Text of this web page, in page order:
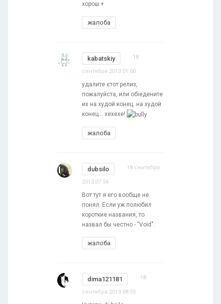
хорош +
жалоба
kabatskiy 18
сентября 2013 01:00
удалите єтот релиз,
пожалуйста, или обїедените
их на худой конец. на худой
конец... хехехе!
жалоба
dubsilo 18 сентября
2013 07:54
Вот тут я его вообще не
понял. Если уж полюбил
короткие названия, то
назвал бы честно - "Void".
жалоба
dima121181 18
сентября 2013 08:55